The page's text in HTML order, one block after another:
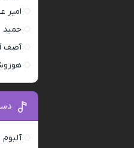
امیر
آصف
آلبوم